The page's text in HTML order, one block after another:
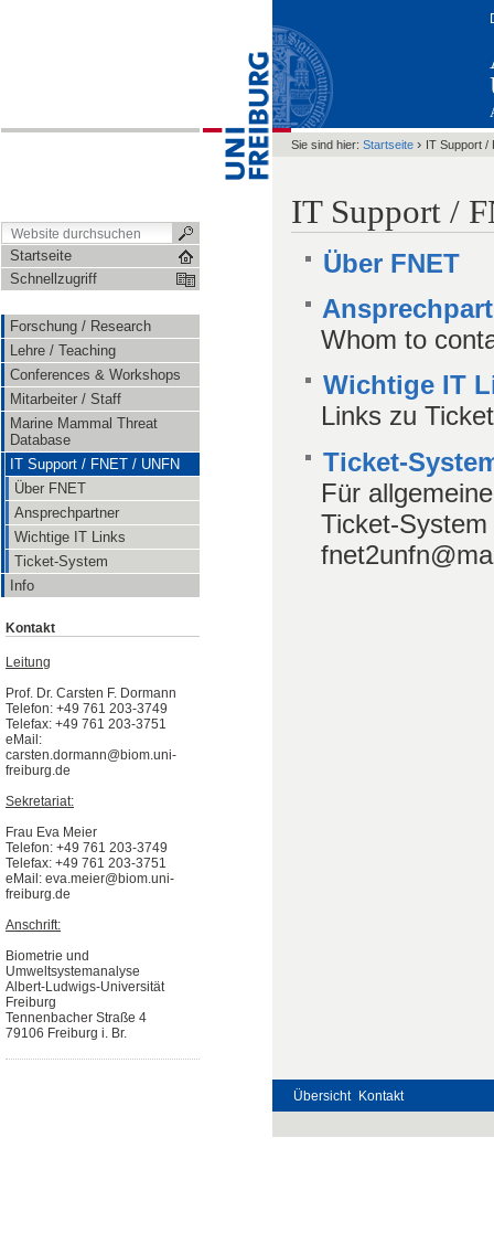
Startseite
Schnellzugriff
Forschung / Research
Lehre / Teaching
Conferences & Workshops
Mitarbeiter / Staff
Marine Mammal Threat
Database
IT Support / FNET / UNFN
Über FNET
Ansprechpartner
Wichtige IT Links
Ticket-System
Info
Kontakt
Leitung
Prof. Dr. Carsten F. Dormann
Telefon: +49 761 203-3749
Telefax: +49 761 203-3751
eMail:
carsten.dormann@biom.uni-
freiburg.de
Sekretariat:
Frau Eva Meier
Telefon: +49 761 203-3749
Telefax: +49 761 203-3751
eMail: eva.meier@biom.uni-
freiburg.de
Anschrift:
Biometrie und
Umweltsystemanalyse
Albert-Ludwigs-Universität
Freiburg
Tennenbacher Straße 4
79106 Freiburg i. Br.
Sie sind hier: Startseite › IT Support /
IT Support /
Über FNET
Whom to
Wichtige IT
Links zu
Ticket-
Für
Ticket-
Übersicht Kontakt